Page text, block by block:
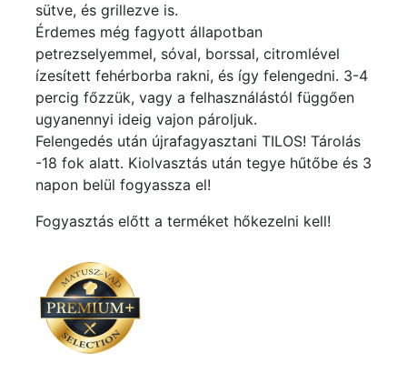
sütve, és grillezve is.
Érdemes még fagyott állapotban
petrezselyemmel, sóval, borssal, citromlével
ízesített fehérborba rakni, és így felengedni. 3-4
percig főzzük, vagy a felhasználástól függően
ugyanennyi ideig vajon pároljuk.
Felengedés után újrafagyasztani TILOS! Tárolás
-18 fok alatt. Kiolvasztás után tegye hűtőbe és 3
napon belül fogyassza el!
Fogyasztás előtt a terméket hőkezelni kell!